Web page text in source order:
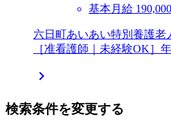
基本月給
六日町あいあい特別養護老
［准看護師｜未経験OK］

検索条件を変更する